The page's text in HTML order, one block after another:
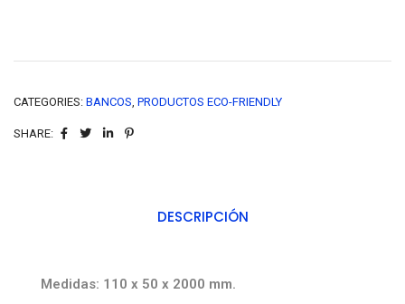
CATEGORIES: BANCOS, PRODUCTOS ECO-FRIENDLY
SHARE:
DESCRIPCIÓN
Medidas: 110 x 50 x 2000 mm.